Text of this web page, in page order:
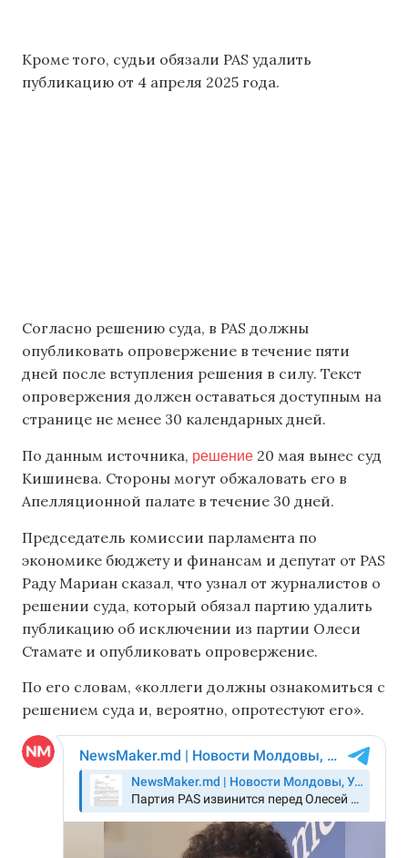
Кроме того, судьи обязали PAS удалить
публикацию от 4 апреля 2025 года.
Согласно решению суда, в PAS должны
опубликовать опровержение в течение пяти
дней после вступления решения в силу. Текст
опровержения должен оставаться доступным на
странице не менее 30 календарных дней.
По данным источника, решение 20 мая вынес суд
Кишинева. Стороны могут обжаловать его в
Апелляционной палате в течение 30 дней.
Председатель комиссии парламента по
экономике бюджету и финансам и депутат от PAS
Раду Мариан сказал, что узнал от журналистов о
решении суда, который обязал партию удалить
публикацию об исключении из партии Олеси
Стамате и опубликовать опровержение.
По его словам, «коллеги должны ознакомиться с
решением суда и, вероятно, опротестуют его».